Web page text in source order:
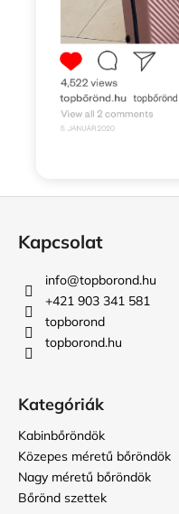
Kapcsolat
info@topborond.hu
+421 903 341 581
topborond
topborond.hu
Kategóriák
Kabinbőröndök
Közepes méretű bőröndök
Nagy méretű bőröndök
Bőrönd szettek